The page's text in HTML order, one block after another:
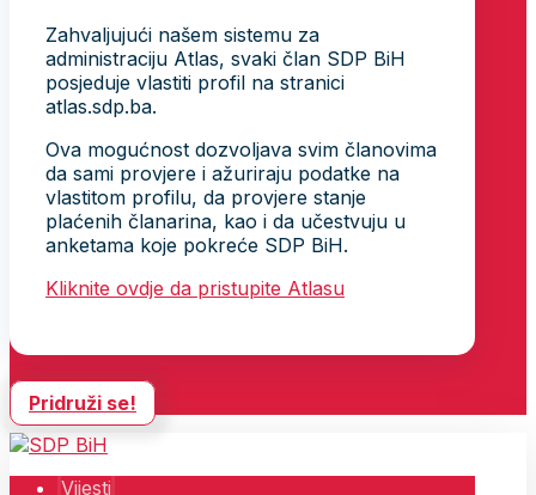
Zahvaljujući našem sistemu za
administraciju Atlas, svaki član SDP BiH
posjeduje vlastiti profil na stranici
atlas.sdp.ba.
Ova mogućnost dozvoljava svim članovima
da sami provjere i ažuriraju podatke na
vlastitom profilu, da provjere stanje
plaćenih članarina, kao i da učestvuju u
anketama koje pokreće SDP BiH.
Kliknite ovdje da pristupite Atlasu
Pridruži se!
Vijesti